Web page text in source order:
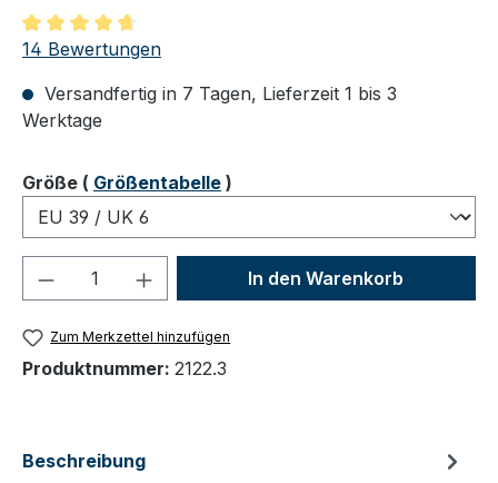
Durchschnittliche Bewertung von 4.86 von 5 Sternen
14 Bewertungen
Versandfertig in 7 Tagen, Lieferzeit 1 bis 3
Werktage
Größeauswählen
( Größentabelle )
Produkt Anzahl: Gib denIn den Warenkorb
Zum Merkzettel hinzufügen
Produktnummer: 2122.3
Beschreibung